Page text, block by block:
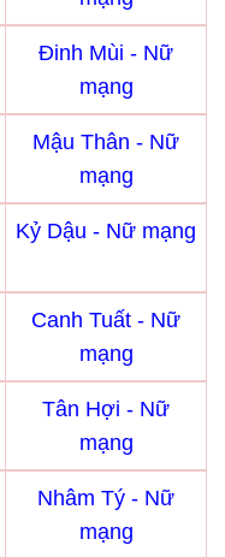
Đinh Mùi - Nữ
mạng
Mậu Thân - Nữ
mạng
Kỷ Dậu - Nữ mạng
Canh Tuất - Nữ
mạng
Tân Hợi - Nữ
mạng
Nhâm Tý - Nữ
mạng